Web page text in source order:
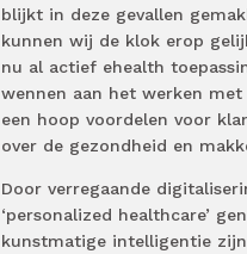
blijkt in deze gevallen
kunnen wij de klok erop
nu al actief ehealth
wennen aan het werken
een hoop voordelen voor
over de gezondheid en
Door verregaande
‘personalized healthcare’
kunstmatige intelligentie